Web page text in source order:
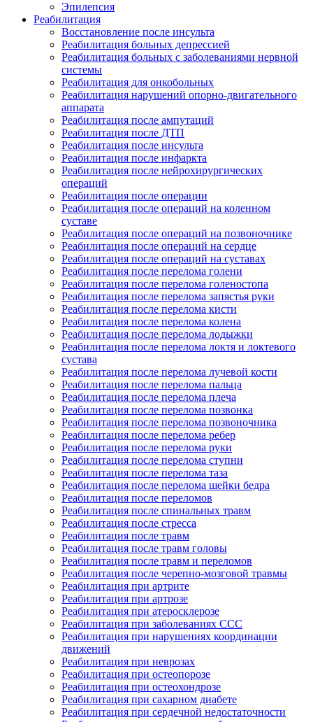
Эпилепсия
Реабилитация
Восстановление после инсульта
Реабилитация больных депрессией
Реабилитация больных с заболеваниями нервной
системы
Реабилитация для онкобольных
Реабилитация нарушений опорно-двигательного
аппарата
Реабилитация после ампутаций
Реабилитация после ДТП
Реабилитация после инсульта
Реабилитация после инфаркта
Реабилитация после нейрохирургических
операций
Реабилитация после операции
Реабилитация после операций на коленном
суставе
Реабилитация после операций на позвоночнике
Реабилитация после операций на сердце
Реабилитация после операций на суставах
Реабилитация после перелома голени
Реабилитация после перелома голеностопа
Реабилитация после перелома запястья руки
Реабилитация после перелома кисти
Реабилитация после перелома колена
Реабилитация после перелома лодыжки
Реабилитация после перелома локтя и локтевого
сустава
Реабилитация после перелома лучевой кости
Реабилитация после перелома пальца
Реабилитация после перелома плеча
Реабилитация после перелома позвонка
Реабилитация после перелома позвоночника
Реабилитация после перелома ребер
Реабилитация после перелома руки
Реабилитация после перелома ступни
Реабилитация после перелома таза
Реабилитация после перелома шейки бедра
Реабилитация после переломов
Реабилитация после спинальных травм
Реабилитация после стресса
Реабилитация после травм
Реабилитация после травм головы
Реабилитация после травм и переломов
Реабилитация после черепно-мозговой травмы
Реабилитация при артрите
Реабилитация при артрозе
Реабилитация при атеросклерозе
Реабилитация при заболеваниях ССС
Реабилитация при нарушениях координации
движений
Реабилитация при неврозах
Реабилитация при остеопорозе
Реабилитация при остеохондрозе
Реабилитация при сахарном диабете
Реабилитация при сердечной недостаточности